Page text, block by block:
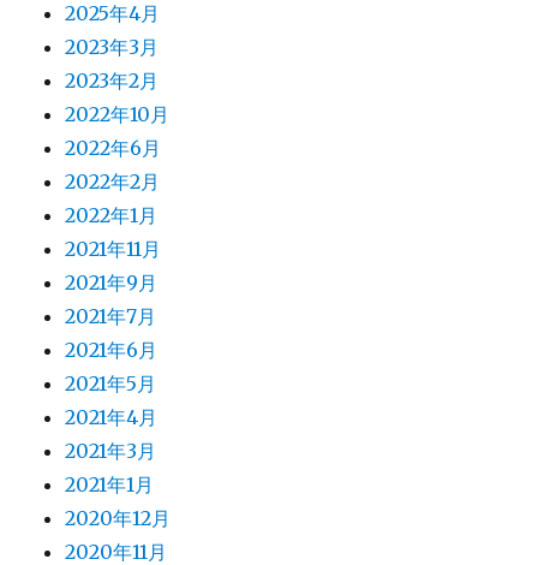
2025年4月
2023年3月
2023年2月
2022年10月
2022年6月
2022年2月
2022年1月
2021年11月
2021年9月
2021年7月
2021年6月
2021年5月
2021年4月
2021年3月
2021年1月
2020年12月
2020年11月